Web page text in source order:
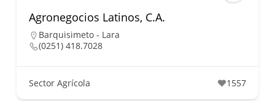
Agronegocios Latinos, C.A.
Barquisimeto - Lara
(0251) 418.7028
Sector Agrícola 1557